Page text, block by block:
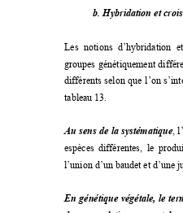
b. Hybridation et
Les notions d’hybridation
groupes génétiquement
différents selon que l’on
tableau 13.
Au sens de la systématique,
espèces différentes, le
l’union d’un baudet et d’une
En génétique végétale, le